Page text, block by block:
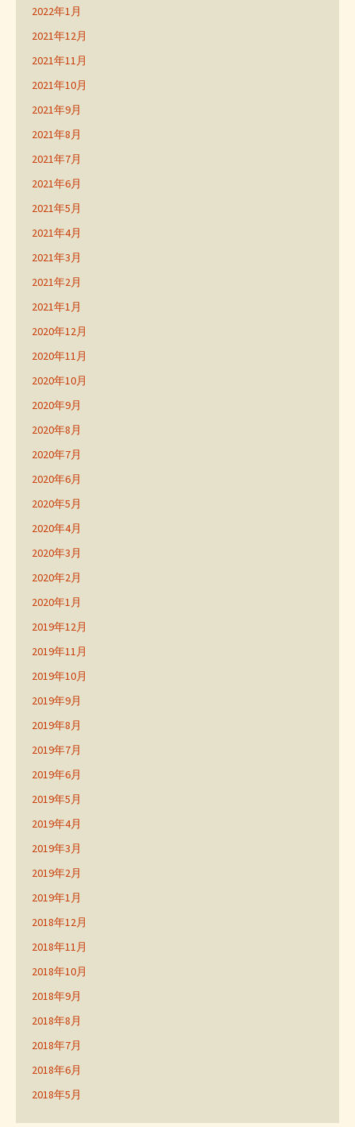
2022年1月
2021年12月
2021年11月
2021年10月
2021年9月
2021年8月
2021年7月
2021年6月
2021年5月
2021年4月
2021年3月
2021年2月
2021年1月
2020年12月
2020年11月
2020年10月
2020年9月
2020年8月
2020年7月
2020年6月
2020年5月
2020年4月
2020年3月
2020年2月
2020年1月
2019年12月
2019年11月
2019年10月
2019年9月
2019年8月
2019年7月
2019年6月
2019年5月
2019年4月
2019年3月
2019年2月
2019年1月
2018年12月
2018年11月
2018年10月
2018年9月
2018年8月
2018年7月
2018年6月
2018年5月